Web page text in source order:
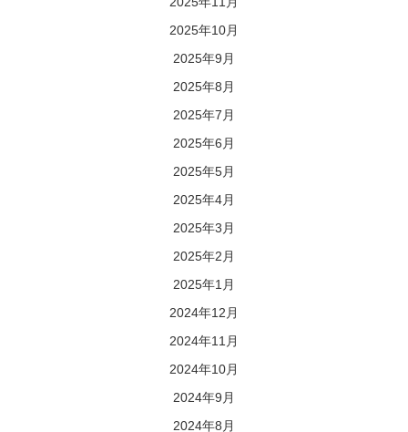
2025年10月
2025年9月
2025年8月
2025年7月
2025年6月
2025年5月
2025年4月
2025年3月
2025年2月
2025年1月
2024年12月
2024年11月
2024年10月
2024年9月
2024年8月